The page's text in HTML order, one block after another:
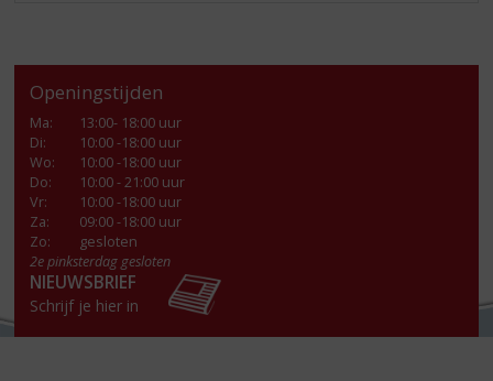
Openingstijden
Ma:
13:00- 18:00 uur
Di:
10:00 -18:00 uur
Wo:
10:00 -18:00 uur
Do:
10:00 - 21:00 uur
Vr:
10:00 -18:00 uur
Za:
09:00 -18:00 uur
Zo:
gesloten
2e pinksterdag gesloten
NIEUWSBRIEF
Schrijf je hier in